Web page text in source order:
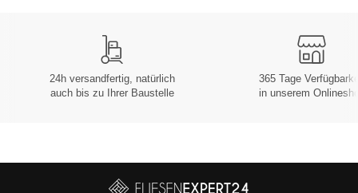
24h versandfertig, natürlich
auch bis zu Ihrer Baustelle
365 Tage
in unserem